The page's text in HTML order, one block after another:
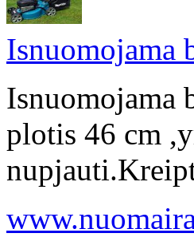
Isnuomojama
Isnuomojama
plotis 46 cm